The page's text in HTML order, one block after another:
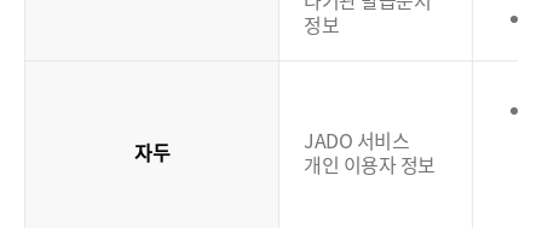
정보
자두
JADO 서비스
개인 이용자 정보